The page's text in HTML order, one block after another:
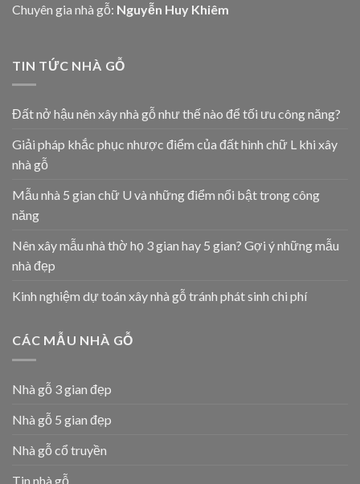
Chuyên gia nhà gỗ: Nguyễn Huy Khiêm
TIN TỨC NHÀ GỖ
Đất nở hậu nên xây nhà gỗ như thế nào để tối ưu công năng?
Giải pháp khắc phục nhược điểm của đất hình chữ L khi xây
nhà gỗ
Mẫu nhà 5 gian chữ U và những điểm nổi bật trong công
năng
Nên xây mẫu nhà thờ họ 3 gian hay 5 gian? Gợi ý những mẫu
nhà đẹp
Kinh nghiệm dự toán xây nhà gỗ tránh phát sinh chi phí
CÁC MẪU NHÀ GỖ
Nhà gỗ 3 gian đẹp
Nhà gỗ 5 gian đẹp
Nhà gỗ cổ truyền
Tin nhà gỗ